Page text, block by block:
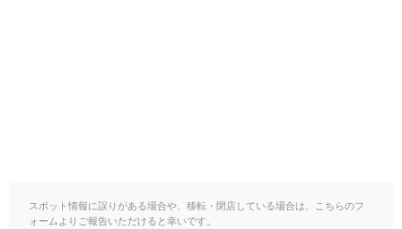
スポット情報に誤りがある場合や、移転・閉店している場合は、こちらのフ
ォームよりご報告いただけると幸いです。